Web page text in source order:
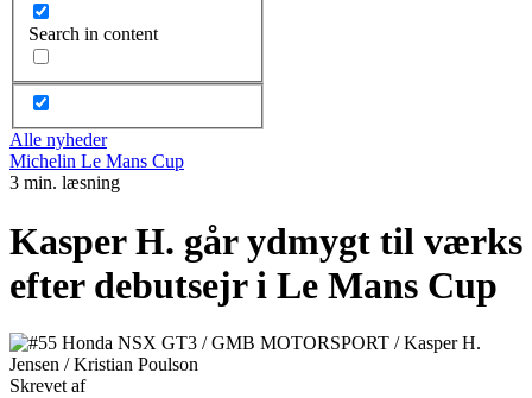
Search in content
Alle nyheder
Michelin Le Mans Cup
3 min. læsning
Kasper H. går ydmygt til værks
efter debutsejr i Le Mans Cup
Skrevet af